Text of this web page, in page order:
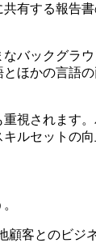
有する報告
バックグラ
ほかの言語
視されます
ルセットの
客とのビ